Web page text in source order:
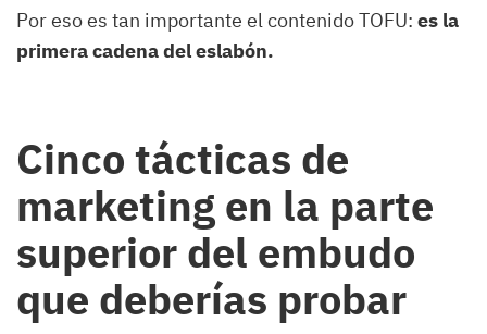
Por eso es tan importante el contenido TOFU: es la
primera cadena del eslabón.
Cinco tácticas de
marketing en la parte
superior del embudo
que deberías probar